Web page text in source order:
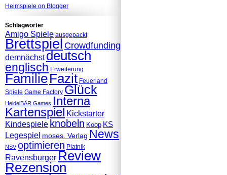
Heimspiele on Blogger
Schlagwörter
Amigo Spiele ausgepackt
Brettspiel Crowdfunding
demnächst deutsch
englisch Erweiterung
FamilieFazit Feuerland
Spiele Game Factory Glück
HeidelBÄR Games Interna
Kartenspiel Kickstarter
Kindespiele knobeln Koop KS
Legespiel moses. Verlag News
NSV optimieren Piatnik
RavensburgerReview
Rezension